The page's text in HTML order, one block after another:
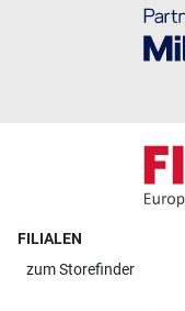
FILIALEN
zumStorefinder